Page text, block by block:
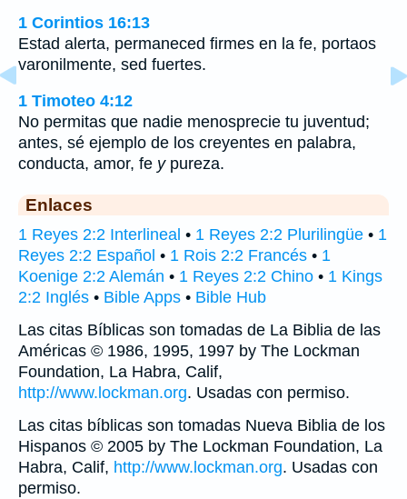
1 Corintios 16:13
Estad alerta, permaneced firmes en la fe, portaos
varonilmente, sed fuertes.
1 Timoteo 4:12
No permitas que nadie menosprecie tu juventud;
antes, sé ejemplo de los creyentes en palabra,
conducta, amor, fe ypureza.
Enlaces
1 Reyes 2:2 Interlineal • 1 Reyes 2:2 Plurilingüe • 1
Reyes 2:2 Español • 1 Rois 2:2 Francés • 1
Koenige 2:2 Alemán • 1 Reyes 2:2 Chino • 1 Kings
2:2 Inglés • Bible Apps • Bible Hub
Las citas Bíblicas son tomadas de La Biblia de las
Américas © 1986, 1995, 1997 by The Lockman
Foundation, La Habra, Calif,
http://www.lockman.org. Usadas con permiso.
Las citas bíblicas son tomadas Nueva Biblia de los
Hispanos © 2005 by The Lockman Foundation, La
Habra, Calif, http://www.lockman.org. Usadas con
permiso.